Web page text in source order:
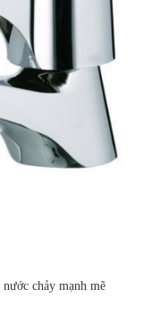
chảy mạnh mẽ